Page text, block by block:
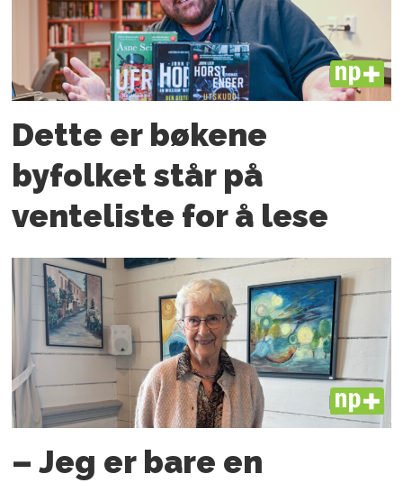
PLUS
Dette er bøkene
byfolket står på
venteliste for å lese
PLUS
– Jeg er bare en